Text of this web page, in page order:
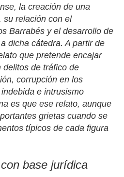
la creación de una
su relación con el
Barrabés y el desarrollo de
dicha cátedra. A partir de
que pretende encajar
delitos de tráfico de
corrupción en los
e intrusismo
es que ese relato, aunque
grietas cuando se
típicos de cada figura
base jurídica